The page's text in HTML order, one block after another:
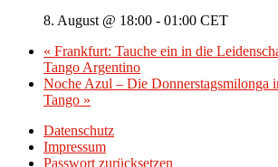
8. August @ 18:00 - 01:00 CET
« Frankfurt: Tauche ein in die
Tango Argentino
Noche Azul – Die Donnerstagsmilonga
Tango »
Datenschutz
Impressum
Passwort zurücksetzen